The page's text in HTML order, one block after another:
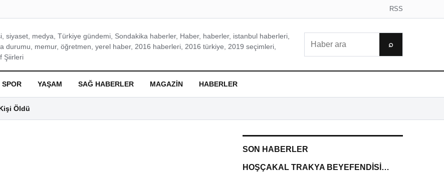
RSS
siyaset, medya, Türkiye gündemi, Sondakika haberler, Haber, haberler, istanbul haberleri,
durumu, memur, öğretmen, yerel haber, 2016 haberleri, 2016 türkiye, 2019 seçimleri,
Şiirleri
⌕
SPOR YAŞAM SAĞ HABERLER MAGAZIN HABERLER
Öldü
SON HABERLER
HOŞÇAKAL TRAKYA BEYEFENDİSİ…